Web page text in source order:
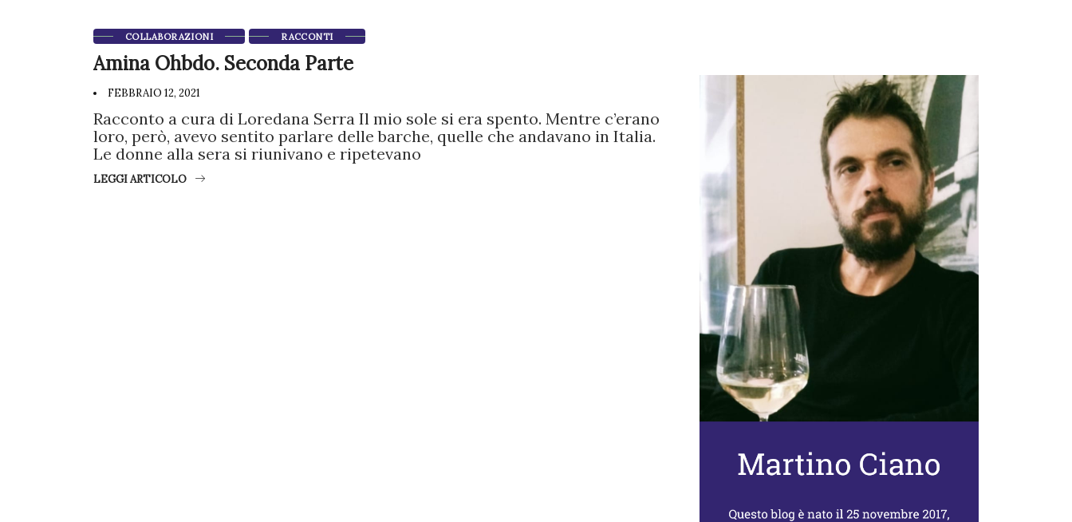
COLLABORAZIONI RACCONTI
Amina Ohbdo. Seconda Parte
FEBBRAIO 12, 2021
Racconto a cura di Loredana Serra Il mio sole si era spento. Mentre c’erano
loro, però, avevo sentito parlare delle barche, quelle che andavano in Italia.
Le donne alla sera si riunivano e ripetevano
LEGGI ARTICOLO